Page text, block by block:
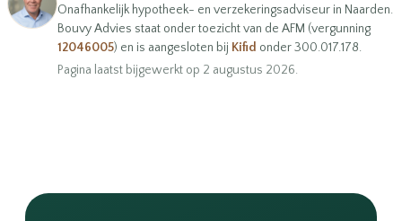
Onafhankelijk hypotheek- en verzekeringsadviseur in Naarden.
Bouvy Advies staat onder toezicht van de AFM (vergunning
12046005) en is aangesloten bij Kifid onder 300.017.178.
Pagina laatst bijgewerkt op 2 augustus 2026.